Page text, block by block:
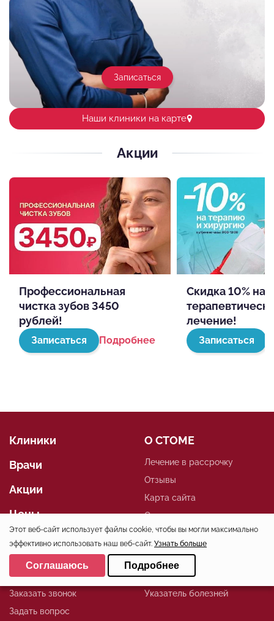
Записаться
Наши клиники на карте
Акции
Профессиональная
чистка зубов 3450
рублей!
Записаться Подробнее
Скидка 10% на
лечение!
Записаться
Клиники
Врачи
Акции
Цены
Новости
О СТОМЕ
Лечение в рассрочку
Отзывы
Карта сайта
О нас
Начинающим врачам
Статьи
Указатель болезней
Записаться
Заказать звонок
Задать вопрос
Этот веб-сайт использует файлы cookie, чтобы вы могли максимально
эффективно использовать наш веб-сайт. Узнать больше
Выберите настройки cookie
Минимальные
Аналитические/Функциональные
Соглашаюсь Подробнее